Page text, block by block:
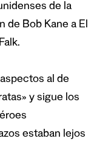
de la
de Bob Kane a El
al de
y sigue los
estaban lejos